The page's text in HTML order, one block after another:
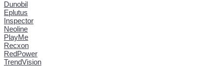
Dunobil
Eplutus
Inspector
Neoline
PlayMe
Recxon
RedPower
TrendVision